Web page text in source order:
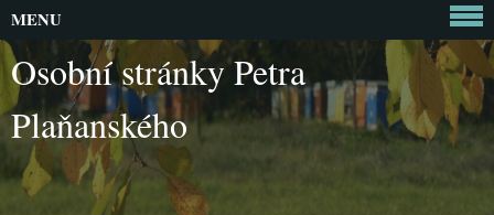
Osobní stránky Petra
Plaňanského
MENU